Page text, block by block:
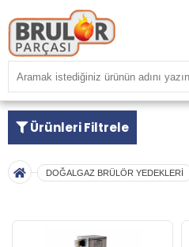
Ürünleri Filtrele
DOĞALGAZ BRÜLÖR YEDEKLERİ